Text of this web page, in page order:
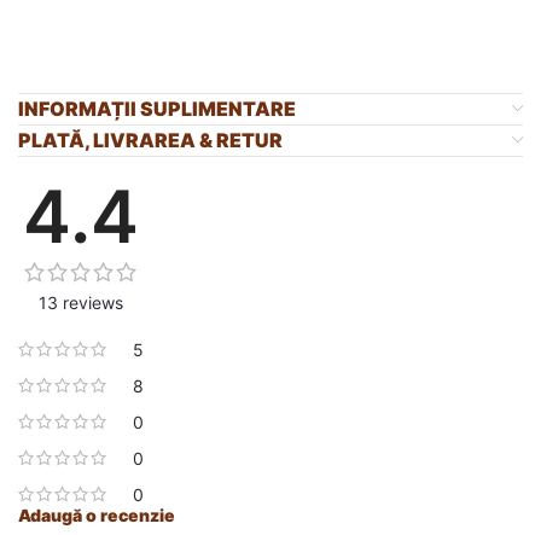
INFORMAȚII SUPLIMENTARE
PLATĂ, LIVRAREA & RETUR
4.4
13 reviews
5
8
0
0
0
Adaugă o recenzie